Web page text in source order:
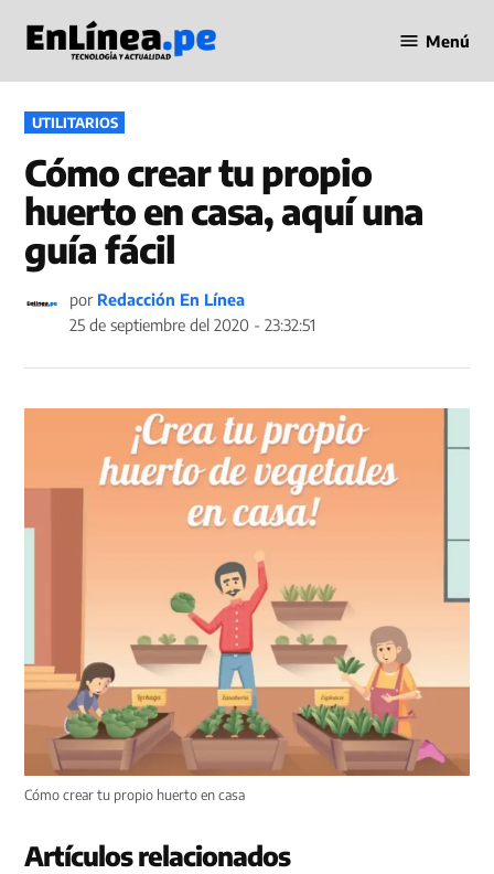
contenido
en Línea
Menú
PUBLICADO
EN
UTILITARIOS
Cómo crear tu propio
huerto en casa, aquí una
guía fácil
por Redacción En Línea
25 de septiembre del 2020 - 23:32:51
Cómo crear tu propio huerto en casa
Artículos relacionados